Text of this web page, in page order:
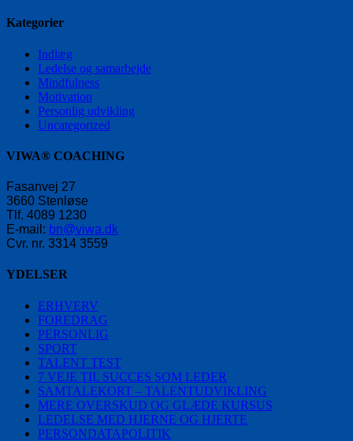
Kategorier
Indlæg
Ledelse og samarbejde
Mindfulness
Motivation
Personlig udvikling
Uncategorized
VIWA® COACHING
Fasanvej 27
3660 Stenløse
Tlf. 4089 1230
E-mail: bn@viwa.dk
Cvr. nr. 3314 3559
YDELSER
ERHVERV
FOREDRAG
PERSONLIG
SPORT
TALENT TEST
7 VEJE TIL SUCCES SOM LEDER
SAMTALEKORT – TALENTUDVIKLING
MERE OVERSKUD OG GLÆDE KURSUS
LEDELSE MED HJERNE OG HJERTE
PERSONDATAPOLITIK